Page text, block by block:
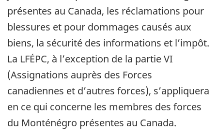
présentes au Canada, les réclamations pour
blessures et pour dommages causés aux
biens, la sécurité des informations et l’impôt.
La LFÉPC, à l’exception de la partie VI
(Assignations auprès des Forces
canadiennes et d’autres forces), s’appliquera
en ce qui concerne les membres des forces
du Monténégro présentes au Canada.